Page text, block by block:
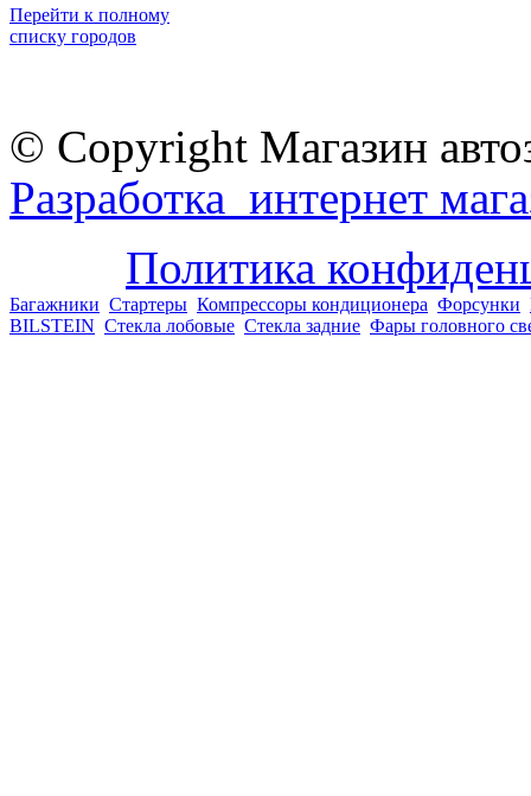
Перейти к полному
списку городов
© Copyright Магазин
Разработка интернет
Политика
Багажники Стартеры Компрессоры кондиционера Форсунки
BILSTEIN Стекла лобовые Стекла задние Фары головного